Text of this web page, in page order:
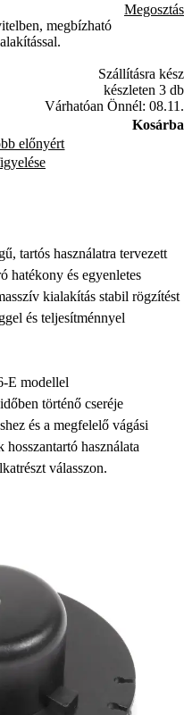
Megosztás
megbízható
Szállításra kész
készleten 3 db
Várhatóan Önnél: 08.11.
Kosárba
előnyért
tartós használatra tervezett
hatékony és egyenletes
kialakítás stabil rögzítést
és teljesítménnyel
E modellel
történő cseréje
és a megfelelő vágási
használata
válasszon.